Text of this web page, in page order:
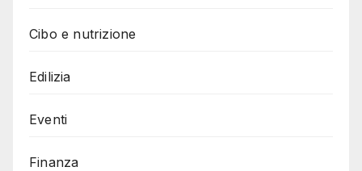
Cibo e nutrizione
Edilizia
Eventi
Finanza